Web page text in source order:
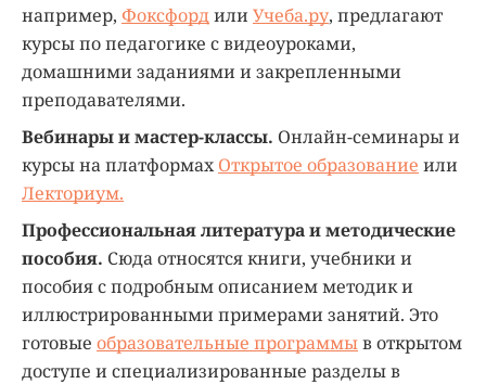
например, Фоксфордили Учеба.ру, предлагают
курсы по педагогике с видеоуроками,
домашними заданиями и закрепленными
преподавателями.
Вебинары и мастер-классы. Онлайн-семинары и
курсы на платформахОткрытое образование или
Лекториум.
Профессиональная литература и методические
пособия. Сюда относятся книги, учебники и
пособия с подробным описанием методик и
иллюстрированными примерами занятий. Это
готовые образовательные программыв открытом
доступе и специализированные разделы в